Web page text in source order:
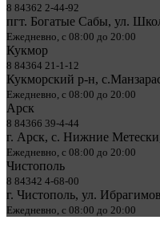
8 84362 2-44-92
пгт. Богатые Сабы, ул.
Ежедневно, с 08:00 до 20:00
Кукмор
8 84364 21-1-12
Кукморский р-н,
Ежедневно, с 08:00 до 20:00
Арск
8 84366 39-4-44
г. Арск, с. Нижние
Ежедневно, с 08:00 до 20:00
Чистополь
8 84342 4-68-00
г. Чистополь, ул.
Ежедневно, с 08:00 до 20:00